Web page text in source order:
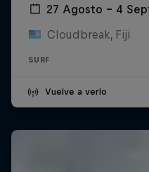
27 Agosto – 4
Cloudbreak, Fiji
SURF
Vuelve a verlo